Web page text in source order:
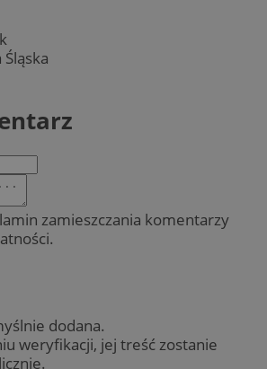
Śląska
zamieszczania komentarzy
dodana.
weryfikacji, jej treść zostanie